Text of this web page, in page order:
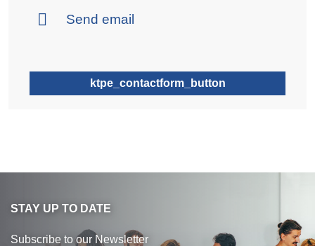
Send email
ktpe_contactform_button
STAY UP TO DATE
Subscribe to our Newsletter